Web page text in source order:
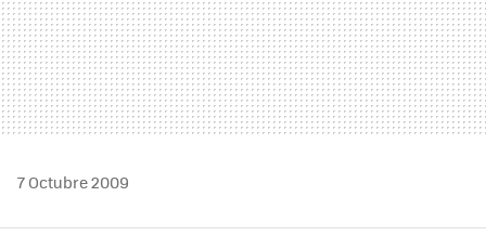
7 Octubre 2009